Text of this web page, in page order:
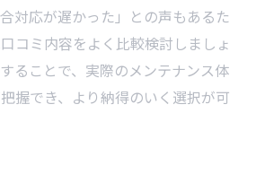
対応が遅かった」との声もあるた
コミ内容をよく比較検討しましょ
ることで、実際のメンテナンス体
握でき、より納得のいく選択が可